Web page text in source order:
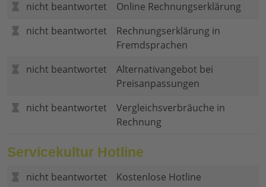
nicht beantwortet
Online Rechnungserklärung
nicht beantwortet
Rechnungserklärung in
Fremdsprachen
nicht beantwortet
Alternativangebot bei
Preisanpassungen
nicht beantwortet
Vergleichsverbräuche in
Rechnung
Servicekultur Hotline
nicht beantwortet
Kostenlose Hotline